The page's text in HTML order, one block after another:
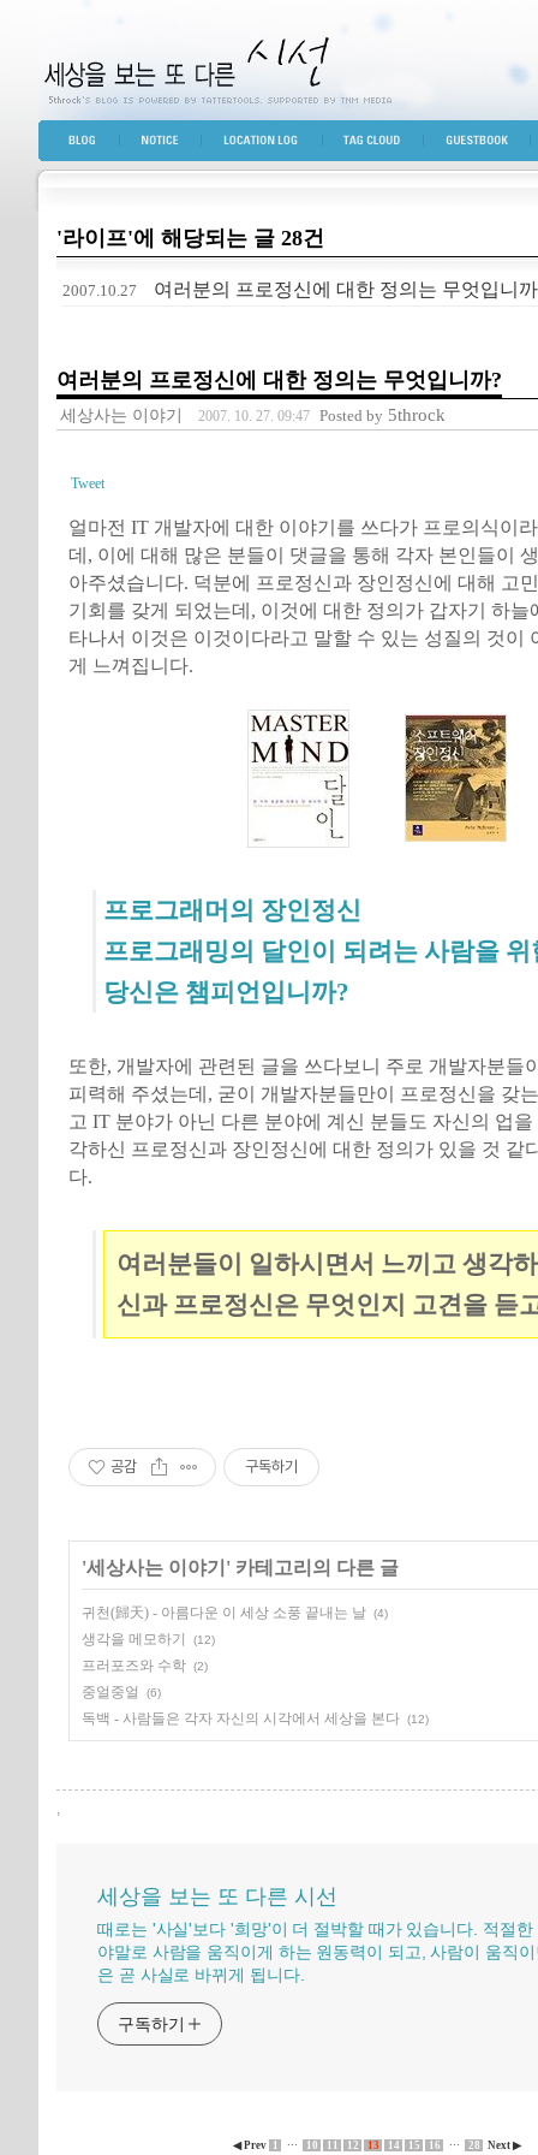
세상을 보는 또 다른 시선
BLOG TOP NOTICE LOCATION LOG TAG CLOUD GUESTBOOK
'라이프'에 해당되는 글 28건
2007.10.27 여러분의 프로정신에 대한 정의는 무엇입니
여러분의 프로정신에 대한 정의는 무엇입니까?
세상사는 이야기 2007. 10. 27. 09:47 Posted by 5throck
Tweet
얼마전 IT 개발자에 대한 이야기를 쓰다가 프로의식이
데, 이에 대해 많은 분들이 댓글을 통해 각자 본인들이
아주셨습니다. 덕분에 프로정신과 장인정신에 대해 고
기회를 갖게 되었는데, 이것에 대한 정의가 갑자기 하늘
타나서 이것은 이것이다라고 말할 수 있는 성질의 것이
게 느껴집니다.
프로그래머의 장인정신
프로그래밍의 달인이 되려는 사람을
당신은 챔피언입니까?
또한, 개발자에 관련된 글을 쓰다보니 주로 개발자분들
피력해 주셨는데, 굳이 개발자분들만이 프로정신을 갖
고 IT 분야가 아닌 다른 분야에 계신 분들도 자신의 업
각하신 프로정신과 장인정신에 대한 정의가 있을 것 같
다.
여러분들이 일하시면서 느끼고 생각
신과 프로정신은 무엇인지 고견을 듣
공감 구독하기
'세상사는 이야기 ' 카테고리의 다른 글
귀천(歸天) - 아름다운 이 세상 소풍 끝내는 날 (4)
생각을 메모하기 (12)
프러포즈와 수학 (2)
중얼중얼 (6)
독백 - 사람들은 각자 자신의 시각에서 세상을 본다 (12)
,
세상을 보는 또 다른 시선
때로는 '사실'보다 '희망'이 더 절박할 때가 있습니다. 적절한
야말로 사람을 움직이게 하는 원동력이 되고, 사람이 움직
은 곧 사실로 바뀌게 됩니다.
구독하기
◀ Prev 1 ··· 10 11 12 13 14 15 16 ··· 28 Next ▶